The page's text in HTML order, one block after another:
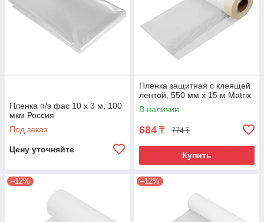
Пленка п/э фас 10 x 3 м, 100
мкм Россия
Под заказ
Цену уточняйте
Пленка защитная с клеящей
лентой, 550 мм х 15 м Matrix
В наличии
684 ₸ 774 ₸
Купить
–12% –12%